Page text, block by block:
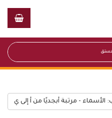
- مرتبة أبجديًا من أ إلى ي